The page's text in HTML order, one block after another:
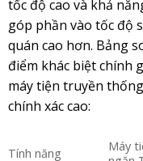
tốc độ cao và khả
góp phần vào tốc độ
quán cao hơn. Bảng
điểm khác biệt chính
máy tiện truyền
chính xác cao:
Tính năng
Máy